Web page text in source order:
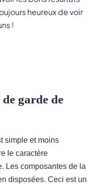
heureux de voir
!
de garde de
simple et moins
le caractère
Les composantes de la
disposées. Ceci est un